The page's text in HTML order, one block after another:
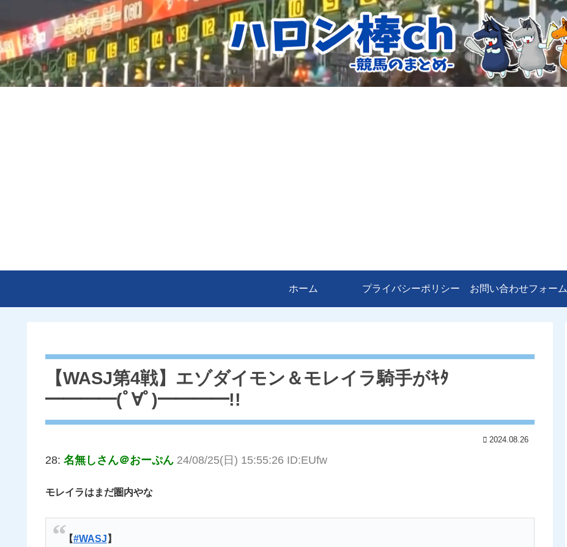
ホーム プライバシーポリシー お問い合わせフォーム
【WASJ第4戦】エゾダイモン＆モレイラ騎手がｷﾀ
━━━━(ﾟ∀ﾟ)━━━━!!
2024.08.26
28: 名無しさん＠おーぷん 24/08/25(日) 15:55:26 ID:EUfw
モレイラはまだ圏内やな
【#WASJ 】